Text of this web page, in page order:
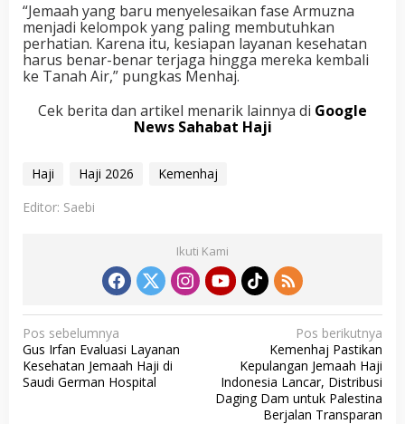
“Jemaah yang baru menyelesaikan fase Armuzna
menjadi kelompok yang paling membutuhkan
perhatian. Karena itu, kesiapan layanan kesehatan
harus benar-benar terjaga hingga mereka kembali
ke Tanah Air,” pungkas Menhaj.
Cek berita dan artikel menarik lainnya di Google
News Sahabat Haji
Haji Haji 2026
Kemenhaj
Editor: Saebi
Ikuti Kami
N
a
v
Pos sebelumnya
Gus Irfan Evaluasi Layanan
Kesehatan Jemaah Haji di
Saudi German Hospital
Pos berikutnya
Kemenhaj Pastikan
Kepulangan Jemaah Haji
Indonesia Lancar, Distribusi
Daging Dam untuk Palestina
Berjalan Transparan